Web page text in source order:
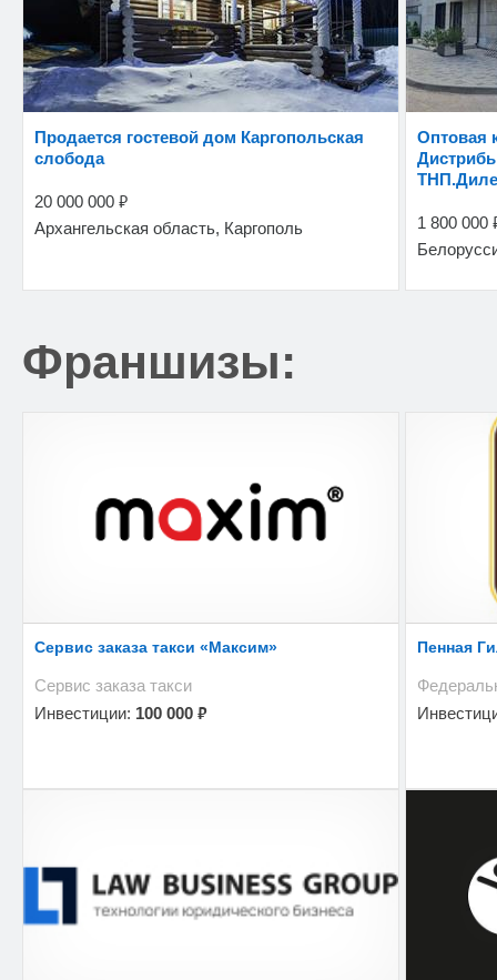
Продается гостевой дом Каргопольская
слобода
20 000 000 ₽
Архангельская область, Каргополь
Оптовая компания в РБ.
1 800 000
Франшизы:
Сервис заказа такси «Максим»
Сервис заказа такси
Инвестиции: 100 000 ₽
Пенная